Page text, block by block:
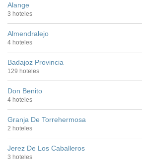
Alange
3 hoteles
Almendralejo
4 hoteles
Badajoz Provincia
129 hoteles
Don Benito
4 hoteles
Granja De Torrehermosa
2 hoteles
Jerez De Los Caballeros
3 hoteles